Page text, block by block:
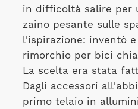
in difficoltà salire per
zaino pesante sulle
l'ispirazione: inventò
rimorchio per bici
La scelta era stata
Dagli accessori
primo telaio in